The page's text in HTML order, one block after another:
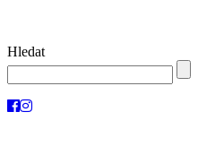
Hledat